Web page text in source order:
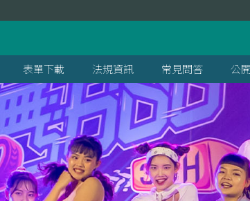
表單下載 法規資訊 常見問答 公